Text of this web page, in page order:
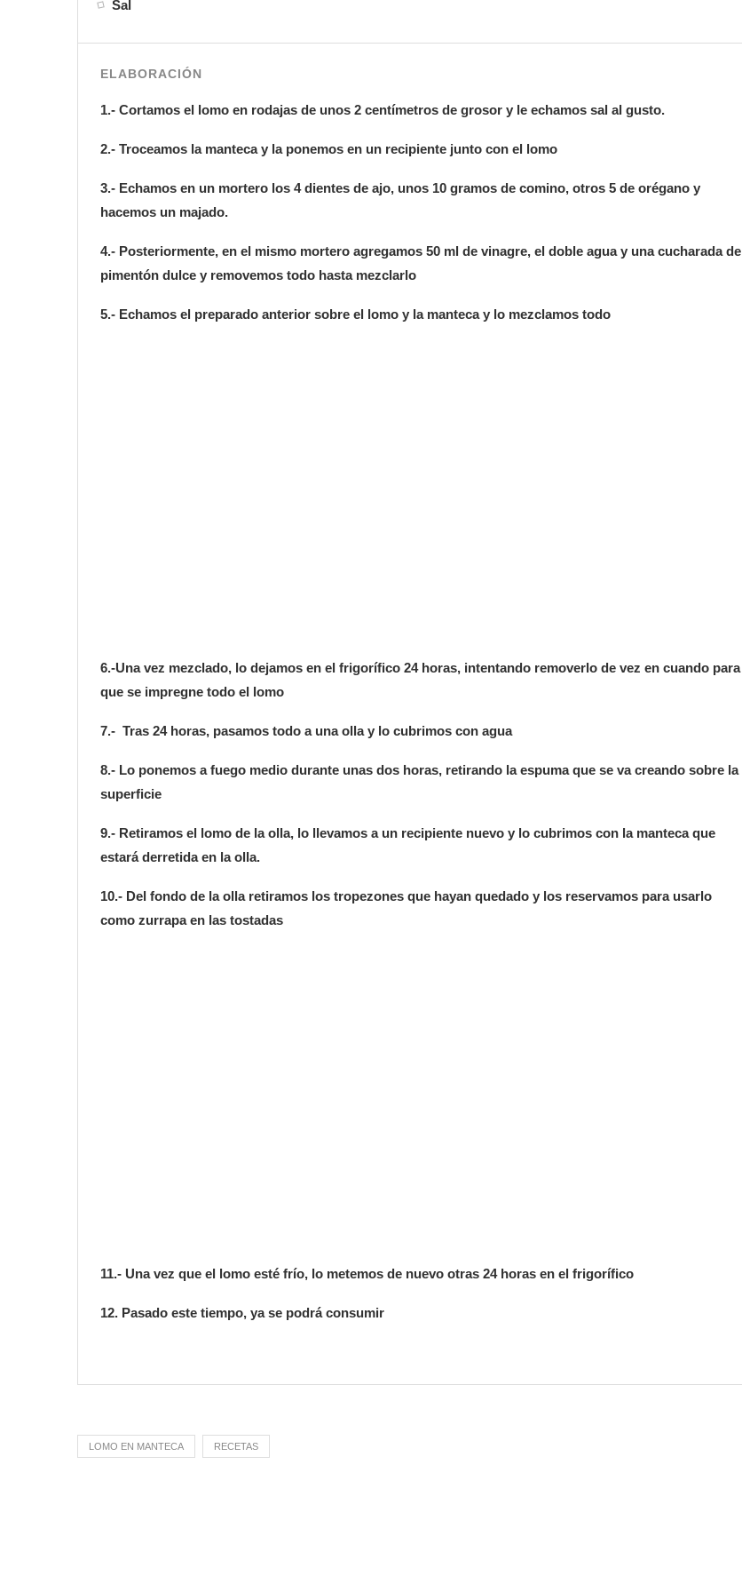
Sal
ELABORACIÓN
1.- Cortamos el lomo en rodajas de unos 2 centímetros de grosor y le echamos sal al gusto.
2.- Troceamos la manteca y la ponemos en un recipiente junto con el lomo
3.- Echamos en un mortero los 4 dientes de ajo, unos 10 gramos de comino, otros 5 de orégano y
hacemos un majado.
4.- Posteriormente, en el mismo mortero agregamos 50 ml de vinagre, el doble agua y una cucharada de
pimentón dulce y removemos todo hasta mezclarlo
5.- Echamos el preparado anterior sobre el lomo y la manteca y lo mezclamos todo
6.-Una vez mezclado, lo dejamos en el frigorífico 24 horas, intentando removerlo de vez en cuando para
que se impregne todo el lomo
7.- Tras 24 horas, pasamos todo a una olla y lo cubrimos con agua
8.- Lo ponemos a fuego medio durante unas dos horas, retirando la espuma que se va creando sobre la
superficie
9.- Retiramos el lomo de la olla, lo llevamos a un recipiente nuevo y lo cubrimos con la manteca que
estará derretida en la olla.
10.- Del fondo de la olla retiramos los tropezones que hayan quedado y los reservamos para usarlo
como zurrapa en las tostadas
11.- Una vez que el lomo esté frío, lo metemos de nuevo otras 24 horas en el frigorífico
12. Pasado este tiempo, ya se podrá consumir
LOMO EN MANTECA RECETAS